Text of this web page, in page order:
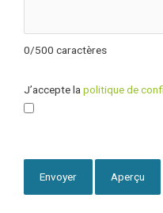
0/500 caractères
J’accepte la politique de